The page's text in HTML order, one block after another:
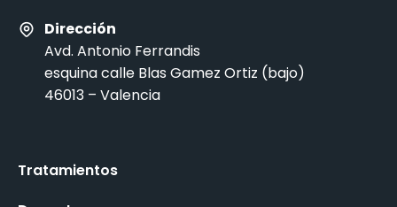
Dirección
Avd. Antonio Ferrandis
esquina calle Blas Gamez Ortiz (bajo)
46013 – Valencia
Tratamientos